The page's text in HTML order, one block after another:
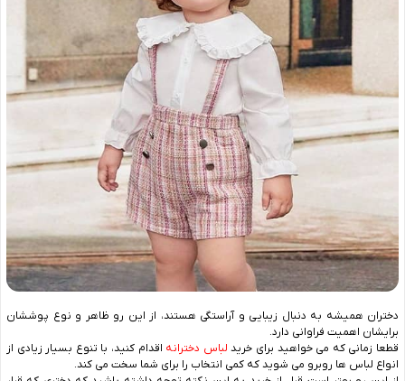
دختران همیشه به دنبال زیبایی و آراستگی هستند، از این رو ظاهر و نوع پوششان
برایشان اهمیت فراوانی دارد.
قطعا زمانی که می خواهید برای خرید لباس دخترانه اقدام کنید، با تنوع بسیار زیادی از
انواع لباس ها روبرو می شوید که کمی انتخاب را برای شما سخت می کند.